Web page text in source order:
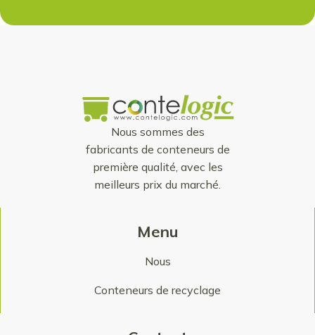
Nous sommes des
fabricants de conteneurs de
première qualité, avec les
meilleurs prix du marché.
Menu
Nous
Conteneurs de recyclage